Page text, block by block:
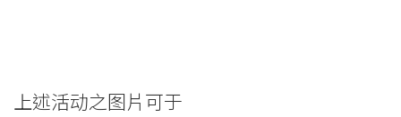
上述活动之图片可于